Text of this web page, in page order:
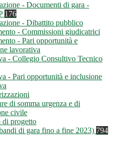
- Documenti di gara -
176
- Dibattito pubblico
- Commissioni giudicatrici
- Pari opportunità e
lavorativa
- Collegio Consultivo Tecnico
- Pari opportunità e inclusione
di somma urgenza e di
civile
di progetto
di gara fino a fine 2023) 794